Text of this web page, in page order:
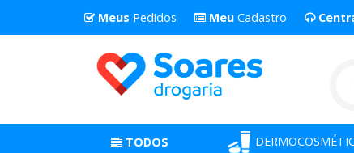
Meus Pedidos Meu Cadastro
TODOS